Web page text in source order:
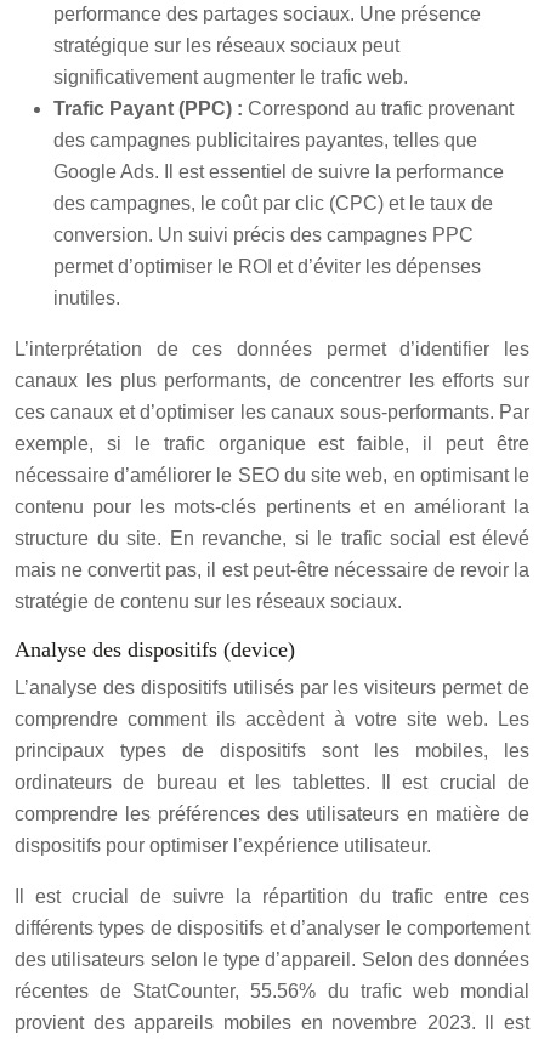
performance des partages sociaux. Une présence
stratégique sur les réseaux sociaux peut
significativement augmenter le trafic web.
Trafic Payant (PPC) : Correspond au trafic provenant
des campagnes publicitaires payantes, telles que
Google Ads. Il est essentiel de suivre la performance
des campagnes, le coût par clic (CPC) et le taux de
conversion. Un suivi précis des campagnes PPC
permet d’optimiser le ROI et d’éviter les dépenses
inutiles.
L’interprétation de ces données permet d’identifier les
canaux les plus performants, de concentrer les efforts sur
ces canaux et d’optimiser les canaux sous-performants. Par
exemple, si le trafic organique est faible, il peut être
nécessaire d’améliorer le SEO du site web, en optimisant le
contenu pour les mots-clés pertinents et en améliorant la
structure du site. En revanche, si le trafic social est élevé
mais ne convertit pas, il est peut-être nécessaire de revoir la
stratégie de contenu sur les réseaux sociaux.
Analyse des dispositifs (device)
L’analyse des dispositifs utilisés par les visiteurs permet de
comprendre comment ils accèdent à votre site web. Les
principaux types de dispositifs sont les mobiles, les
ordinateurs de bureau et les tablettes. Il est crucial de
comprendre les préférences des utilisateurs en matière de
dispositifs pour optimiser l’expérience utilisateur.
Il est crucial de suivre la répartition du trafic entre ces
différents types de dispositifs et d’analyser le comportement
des utilisateurs selon le type d’appareil. Selon des données
récentes de StatCounter, 55.56% du trafic web mondial
provient des appareils mobiles en novembre 2023. Il est